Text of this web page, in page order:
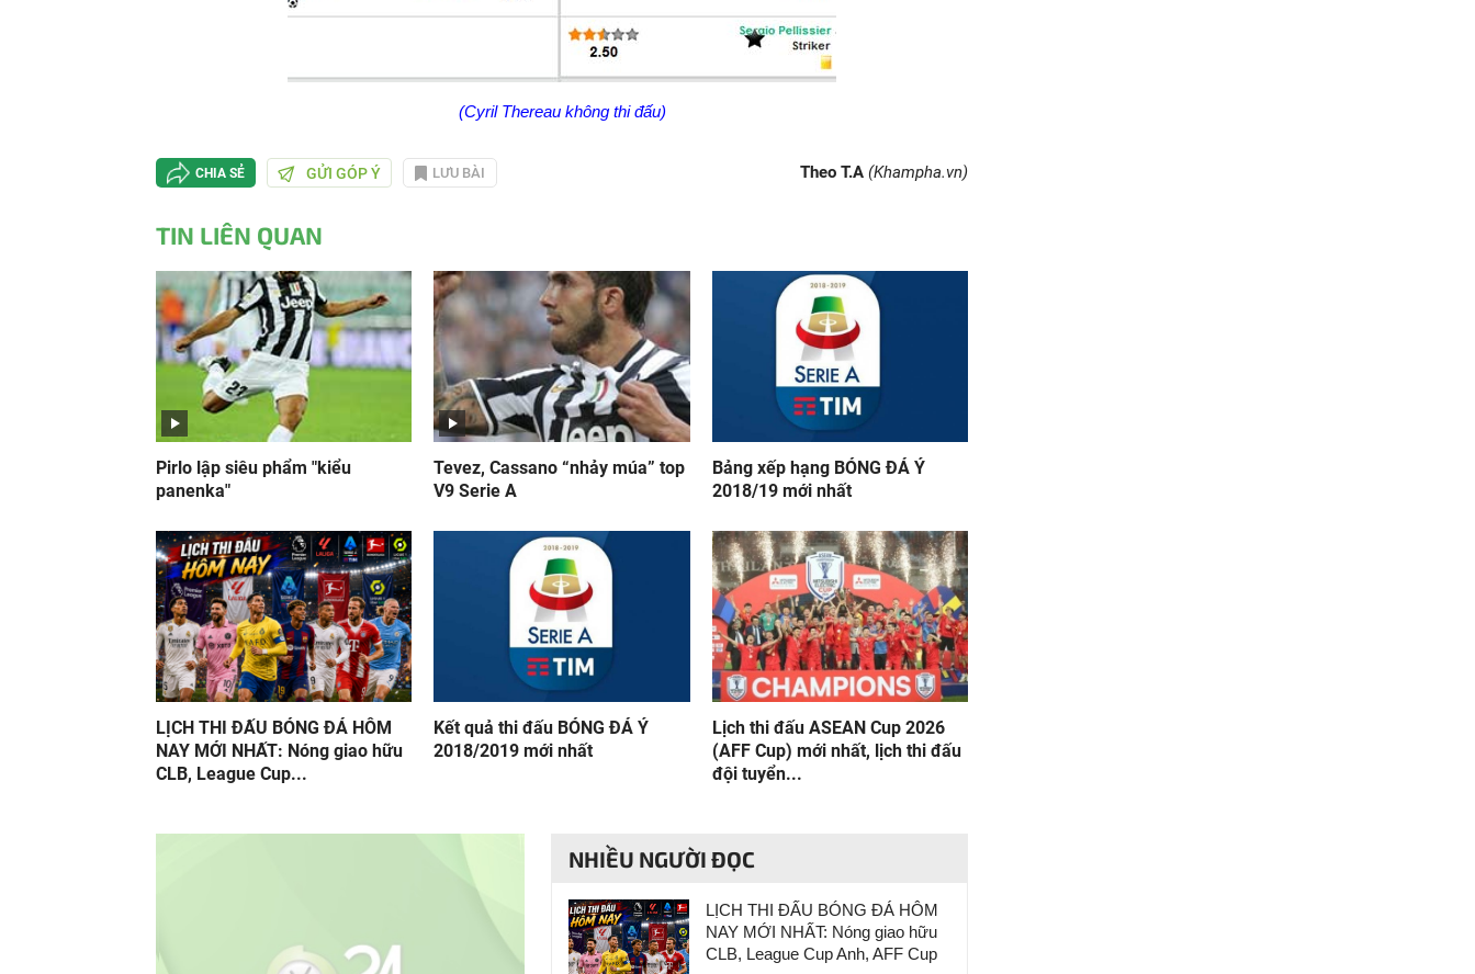
(Cyril Thereau không thi đấu)
CHIA SẺ GỬI GÓP Ý LƯU BÀI Theo T.A (Khampha.vn)
TIN LIÊN QUAN
Pirlo lập siêu phẩm "kiểu
panenka"
Tevez, Cassano “nhảy múa” top
V9 Serie A
Bảng xếp hạng BÓNG ĐÁ Ý
2018/19 mới nhất
LỊCH THI ĐẤU BÓNG ĐÁ HÔM
NAY MỚI NHẤT: Nóng giao hữu
CLB, League Cup...
Kết quả thi đấu BÓNG ĐÁ Ý
2018/2019 mới nhất
Lịch thi đấu ASEAN Cup 2026
(AFF Cup) mới nhất, lịch thi đấu
đội tuyển...
NHIỀU NGƯỜI ĐỌC
LỊCH THI ĐẤU BÓNG ĐÁ HÔM
NAY MỚI NHẤT: Nóng giao hữu
CLB, League Cup Anh, AFF Cup